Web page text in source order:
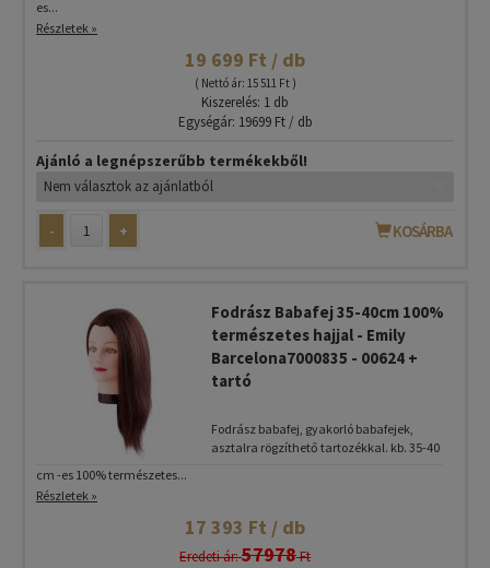
es...
Részletek »
19 699 Ft / db
( Nettó ár: 15 511 Ft )
Kiszerelés: 1 db
Egységár: 19699 Ft / db
Ajánló a legnépszerűbb termékekből!
- + KOSÁRBA
Fodrász Babafej 35-40cm 100%
természetes hajjal - Emily
Barcelona7000835 - 00624 +
tartó
Fodrász babafej, gyakorló babafejek,
asztalra rögzíthető tartozékkal. kb. 35-40
cm -es 100% természetes...
Részletek »
17 393 Ft / db
Eredeti ár:57978Ft